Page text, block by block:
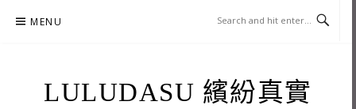
MENU
LULUDASU 繽紛真實